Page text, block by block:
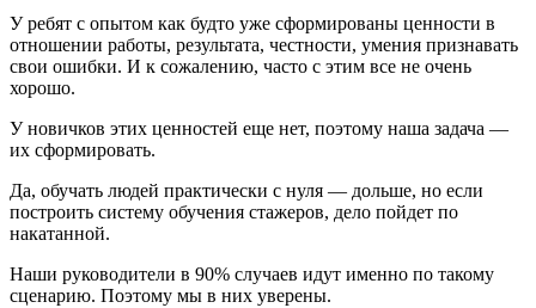
У ребят с опытом как будто уже сформированы ценности в
отношении работы, результата, честности, умения признавать
свои ошибки. И к сожалению, часто с этим все не очень
хорошо.
У новичков этих ценностей еще нет, поэтому наша задача —
их сформировать.
Да, обучать людей практически с нуля — дольше, но если
построить систему обучения стажеров, дело пойдет по
накатанной.
Наши руководители в 90% случаев идут именно по такому
сценарию. Поэтому мы в них уверены.